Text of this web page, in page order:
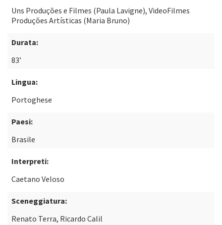
Uns Produções e Filmes (Paula Lavigne), VideoFilmes
Produções Artísticas (Maria Bruno)
Durata:
83’
Lingua:
Portoghese
Paesi:
Brasile
Interpreti:
Caetano Veloso
Sceneggiatura:
Renato Terra, Ricardo Calil